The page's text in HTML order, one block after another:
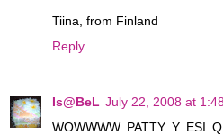
Tiina, from Finland
Reply
Is@BeL July 22, 2008 at
WOWWWW PATTY Y ESI